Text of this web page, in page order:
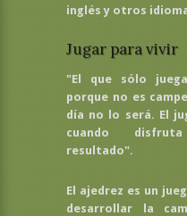
inglés y otros
Jugar para vivir
"El que sólo
porque no es
día no lo será. El
cuando
resultado".
El ajedrez es un
desarrollar la